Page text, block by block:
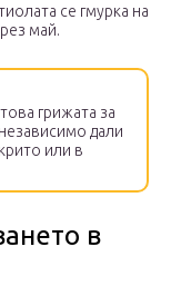
се гмурка на
май.
грижата за
дали
или в
в